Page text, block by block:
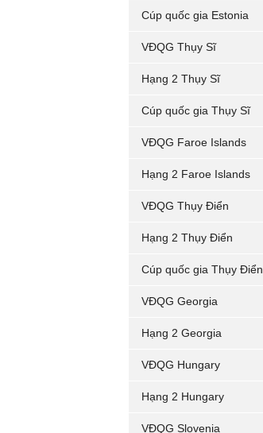
Cúp quốc gia Estonia
VĐQG Thụy Sĩ
Hạng 2 Thụy Sĩ
Cúp quốc gia Thụy Sĩ
VĐQG Faroe Islands
Hạng 2 Faroe Islands
VĐQG Thụy Điển
Hạng 2 Thụy Điển
Cúp quốc gia Thụy Điển
VĐQG Georgia
Hạng 2 Georgia
VĐQG Hungary
Hạng 2 Hungary
VĐQG Slovenia